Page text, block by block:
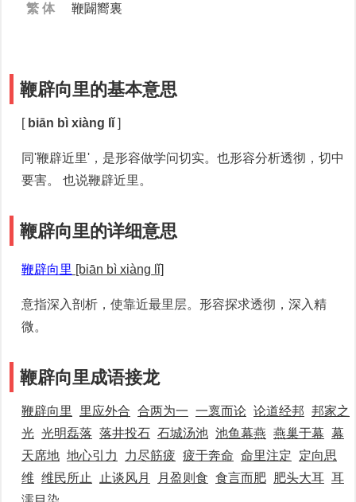
繁 体
鞭闢嚮裏
鞭辟向里的基本意思
[ biān bì xiàng lǐ]
同'鞭辟近里'，是形容做学问切实。也形容分析透彻，切中
要害。 也说鞭辟近里。
鞭辟向里的详细意思
鞭辟向里 [biān bì xiàng lǐ]
意指深入剖析，使靠近最里层。形容探求透彻，深入精
微。
鞭辟向里成语接龙
鞭辟向里 里应外合 合两为一 一褱而论 论道经邦 邦家之
光 光明磊落 落井投石 石城汤池 池鱼幕燕 燕巢于幕 幕
天席地 地心引力 力尽筋疲 疲于奔命 命里注定
定向思
维 维民所止 止谈风月 月盈则食 食言而肥 肥头大耳 耳